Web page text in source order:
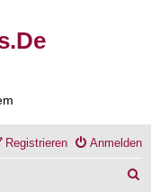
Anmelden
Registrieren